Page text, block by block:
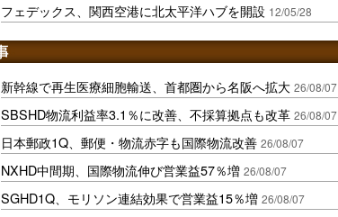
フェデックス、関西空港に北太平洋ハブを開設 12/05/28
新幹線で再生医療細胞輸送、首都圏から名阪へ拡大 26/08/07
SBSHD物流利益率3.1％に改善、不採算拠点も改革 26/08/07
日本郵政1Q、郵便・物流赤字も国際物流改善 26/08/07
NXHD中間期、国際物流伸び営業益57％増 26/08/07
SGHD1Q、モリソン連結効果で営業益15％増 26/08/07